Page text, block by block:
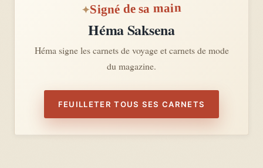
Signé de sa main
Héma Saksena
Héma signe les carnets de voyage et carnets de mode
du magazine.
FEUILLETER TOUS SES CARNETS